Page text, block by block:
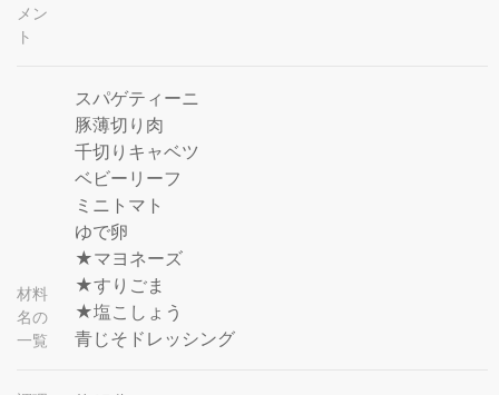
メン
ト
材料
名の
一覧
スパゲティーニ
豚薄切り肉
千切りキャベツ
ベビーリーフ
ミニトマト
ゆで卵
★マヨネーズ
★すりごま
★塩こしょう
青じそドレッシング